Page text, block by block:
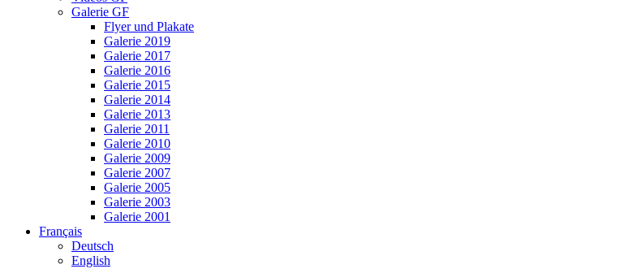
Galerie GF
Flyer und Plakate
Galerie 2019
Galerie 2017
Galerie 2016
Galerie 2015
Galerie 2014
Galerie 2013
Galerie 2011
Galerie 2010
Galerie 2009
Galerie 2007
Galerie 2005
Galerie 2003
Galerie 2001
Français
Deutsch
English